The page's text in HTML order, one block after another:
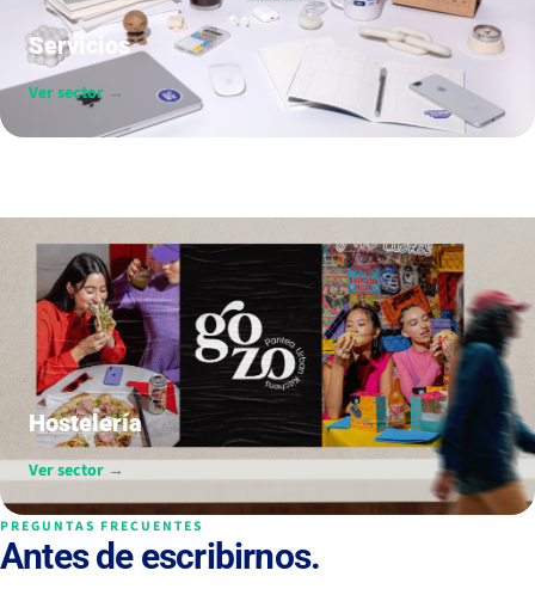
Servicios
Ver sector →
Hostelería
Ver sector →
PREGUNTAS FRECUENTES
Antes de escribirnos.